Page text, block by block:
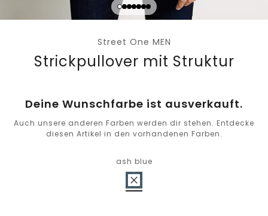
Street One MEN
Strickpullover mit Struktur
Deine Wunschfarbe ist ausverkauft.
Auch unsere anderen Farben werden dir stehen. Entdecke
diesen Artikel in den vorhandenen Farben.
ash blue